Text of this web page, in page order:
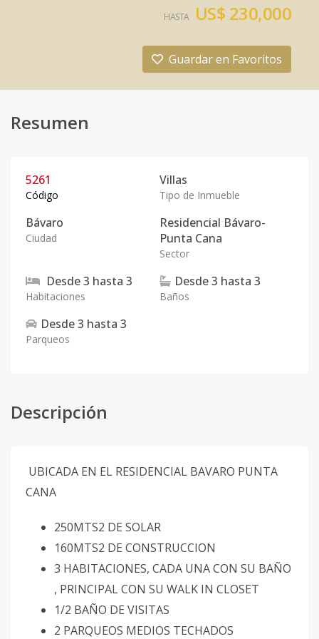
HASTA US$ 230,000
Guardar en Favoritos
Resumen
5261
Código
Villas
Tipo de Inmueble
Bávaro
Ciudad
Residencial Bávaro-
Punta Cana
Sector
Desde3 hasta 3
Habitaciones
Desde3 hasta 3
Baños
Desde3 hasta 3
Parqueos
Descripción
UBICADA EN EL RESIDENCIAL BAVARO PUNTA
CANA
250MTS2 DE SOLAR
160MTS2 DE CONSTRUCCION
3 HABITACIONES, CADA UNA CON SU BAÑO
, PRINCIPAL CON SU WALK IN CLOSET
1/2 BAÑO DE VISITAS
2 PARQUEOS MEDIOS TECHADOS